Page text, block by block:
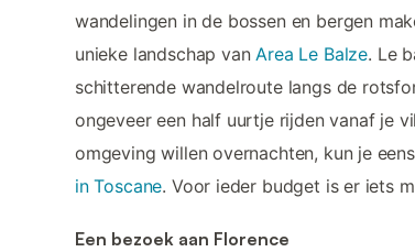
wandelingen in de bossen en bergen
unieke landschap van Area Le Balze. Le
schitterende wandelroute langs de
ongeveer een half uurtje rijden vanaf je
omgeving willen overnachten, kun je
in Toscane. Voor ieder budget is er iets
Een bezoek aan Florence